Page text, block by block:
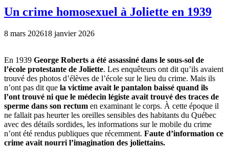
Un crime homosexuel à Joliette en 1939
8 mars 202618 janvier 2026
En 1939 George Roberts a été assassiné dans le sous-sol de
l’école protestante de Joliette. Les enquêteurs ont dit qu’ils avaient
trouvé des photos d’élèves de l’école sur le lieu du crime. Mais ils
n’ont pas dit que la victime avait le pantalon baissé quand ils
l’ont trouvé ni que le médecin légiste avait trouvé des traces de
sperme dans son rectum en examinant le corps. À cette époque il
ne fallait pas heurter les oreilles sensibles des habitants du Québec
avec des détails sordides, les informations sur le mobile du crime
n’ont été rendus publiques que récemment. Faute d’information ce
crime avait nourri l’imagination des joliettains.